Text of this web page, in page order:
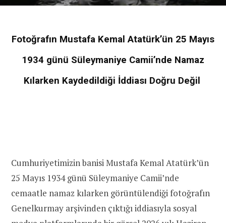
Fotoğrafın Mustafa Kemal Atatürk’ün 25 Mayıs
1934 günü Süleymaniye Camii’nde Namaz
Kılarken Kaydedildiği İddiası Doğru Değil
Cumhuriyetimizin banisi Mustafa Kemal Atatürk’ün
25 Mayıs 1934 günü Süleymaniye Camii’nde
cemaatle namaz kılarken görüntülendiği fotoğrafın
Genelkurmay arşivinden çıktığı iddiasıyla sosyal